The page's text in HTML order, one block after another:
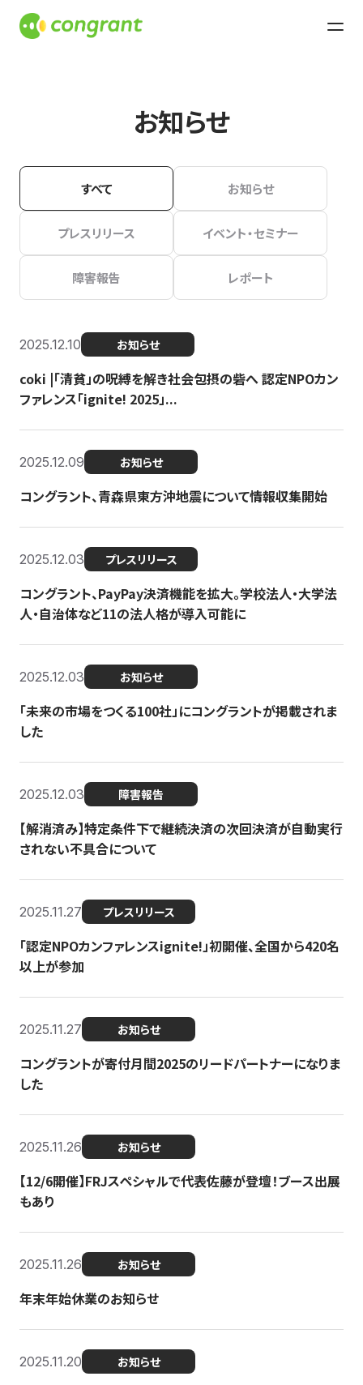
お知らせ
すべて お知らせ
プレスリリース イベント・セミナー
障害報告 レポート
2025.12.10 お知らせ
coki |「清貧」の呪縛を解き社会包摂の砦へ 認定NPOカン
ファレンス「ignite! 2025」...
2025.12.09 お知らせ
コングラント、青森県東方沖地震について情報収集開始
2025.12.03 プレスリリース
コングラント、PayPay決済機能を拡大。学校法人・大学法
人・自治体など11の法人格が導入可能に
2025.12.03 お知らせ
「未来の市場をつくる100社」にコングラントが掲載されま
した
2025.12.03 障害報告
【解消済み】特定条件下で継続決済の次回決済が自動実行
されない不具合について
2025.11.27 プレスリリース
「認定NPOカンファレンスignite!」初開催、全国から420名
以上が参加
2025.11.27 お知らせ
コングラントが寄付月間2025のリードパートナーになりま
した
2025.11.26 お知らせ
【12/6開催】FRJスペシャルで代表佐藤が登壇！ブース出展
もあり
2025.11.26 お知らせ
年末年始休業のお知らせ
2025.11.20 お知らせ